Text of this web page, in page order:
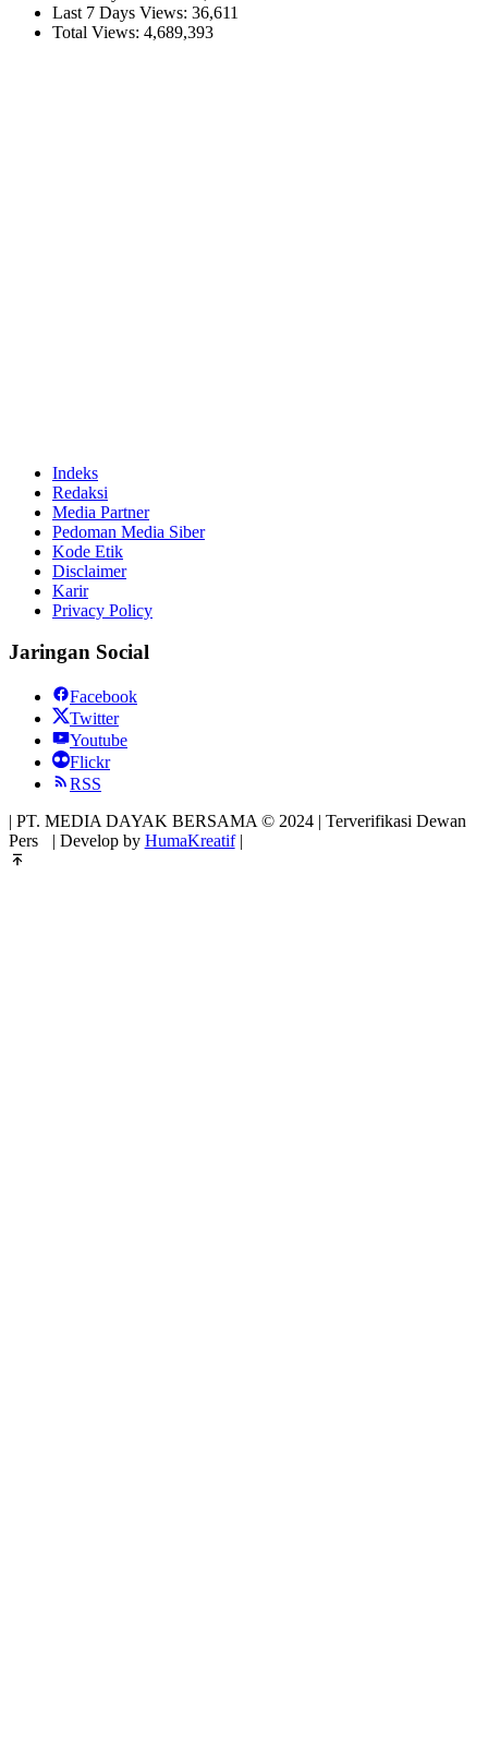
Last 7 Days Views: 36,611
Total Views: 4,689,393
Indeks
Redaksi
Media Partner
Pedoman Media Siber
Kode Etik
Disclaimer
Karir
Privacy Policy
Jaringan Social
Facebook
Twitter
Youtube
Flickr
RSS
| PT. MEDIA DAYAK BERSAMA © 2024 | Terverifikasi Dewan
Pers
| Develop by HumaKreatif|